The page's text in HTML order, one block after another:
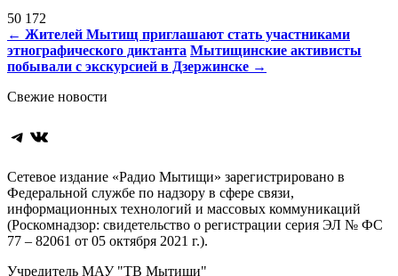
50 172
Навигация
по
← Жителей Мытищ приглашают стать участниками
этнографического диктанта Мытищинские активисты
побывали с экскурсией в Дзержинске →
Свежие новости
Telegram
ВКонтакте
Сетевое издание «Радио Мытищи» зарегистрировано в
Федеральной службе по надзору в сфере связи,
информационных технологий и массовых коммуникаций
(Роскомнадзор: свидетельство о регистрации серия ЭЛ № ФС
77 – 82061 от 05 октября 2021 г.).
Учредитель МАУ "ТВ Мытищи"